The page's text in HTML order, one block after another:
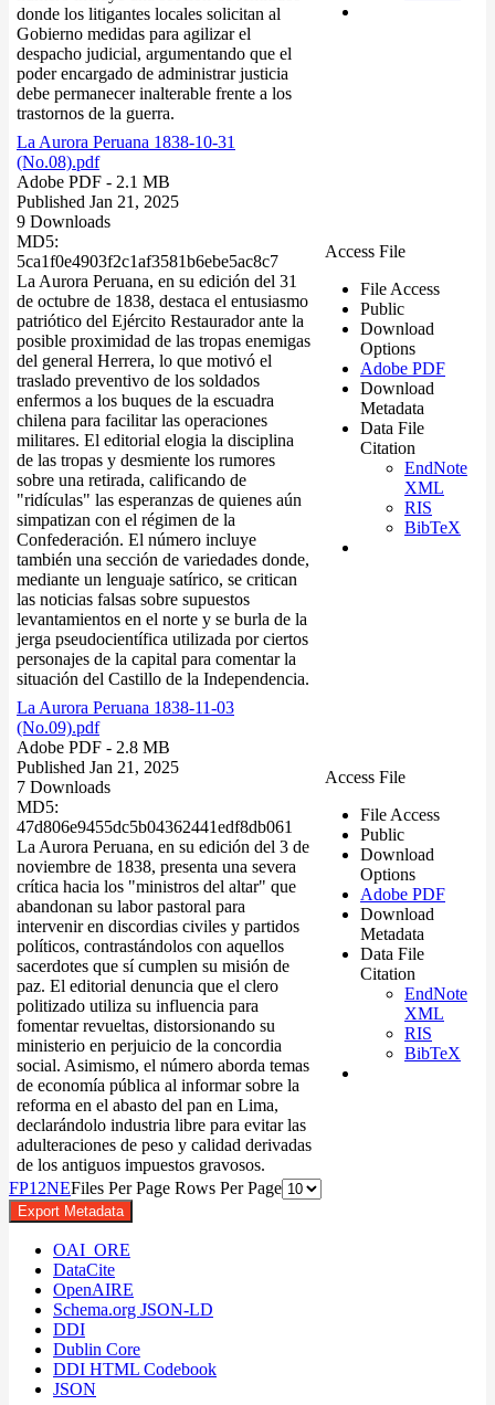
donde los litigantes locales solicitan al
Gobierno medidas para agilizar el
despacho judicial, argumentando que el
poder encargado de administrar justicia
debe permanecer inalterable frente a los
trastornos de la guerra.
La Aurora Peruana 1838-10-31
(No.08).pdf
Adobe PDF - 2.1 MB
Published Jan 21, 2025
9 Downloads
MD5:
5ca1f0e4903f2c1af3581b6ebe5ac8c7
La Aurora Peruana, en su edición del 31
de octubre de 1838, destaca el entusiasmo
patriótico del Ejército Restaurador ante la
posible proximidad de las tropas enemigas
del general Herrera, lo que motivó el
traslado preventivo de los soldados
enfermos a los buques de la escuadra
chilena para facilitar las operaciones
militares. El editorial elogia la disciplina
de las tropas y desmiente los rumores
sobre una retirada, calificando de
"ridículas" las esperanzas de quienes aún
simpatizan con el régimen de la
Confederación. El número incluye
también una sección de variedades donde,
mediante un lenguaje satírico, se critican
las noticias falsas sobre supuestos
levantamientos en el norte y se burla de la
jerga pseudocientífica utilizada por ciertos
personajes de la capital para comentar la
situación del Castillo de la Independencia.
Access File
File Access
Public
Download
Options
Adobe PDF
Download
Metadata
Data File
Citation
EndNote
XML
RIS
BibTeX
La Aurora Peruana 1838-11-03
(No.09).pdf
Adobe PDF - 2.8 MB
Published Jan 21, 2025
7 Downloads
MD5:
47d806e9455dc5b04362441edf8db061
La Aurora Peruana, en su edición del 3 de
noviembre de 1838, presenta una severa
crítica hacia los "ministros del altar" que
abandonan su labor pastoral para
intervenir en discordias civiles y partidos
políticos, contrastándolos con aquellos
sacerdotes que sí cumplen su misión de
paz. El editorial denuncia que el clero
politizado utiliza su influencia para
fomentar revueltas, distorsionando su
ministerio en perjuicio de la concordia
social. Asimismo, el número aborda temas
de economía pública al informar sobre la
reforma en el abasto del pan en Lima,
declarándolo industria libre para evitar las
adulteraciones de peso y calidad derivadas
de los antiguos impuestos gravosos.
Access File
File Access
Public
Download
Options
Adobe PDF
Download
Metadata
Data File
Citation
EndNote
XML
RIS
BibTeX
FP1 2NEFiles Per Page Rows Per Page
Export Metadata
OAI_ORE
DataCite
OpenAIRE
Schema.org JSON-LD
DDI
Dublin Core
DDI HTML Codebook
JSON